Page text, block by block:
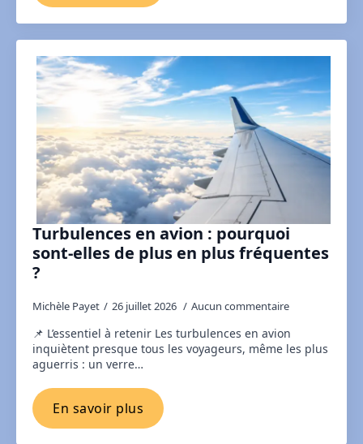
Turbulences en avion : pourquoi
sont-elles de plus en plus fréquentes
?
Michèle Payet 26 juillet 2026 Aucun commentaire
📌 L’essentiel à retenir Les turbulences en avion
inquiètent presque tous les voyageurs, même les plus
aguerris : un verre…
En savoir plus